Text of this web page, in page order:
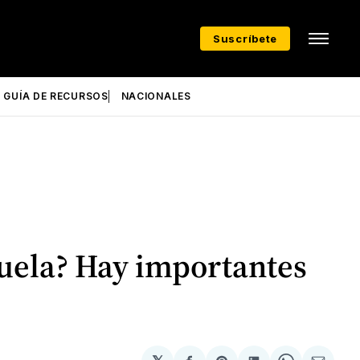
Suscríbete
GUÍA DE RECURSOS NACIONALES
Hay importantes